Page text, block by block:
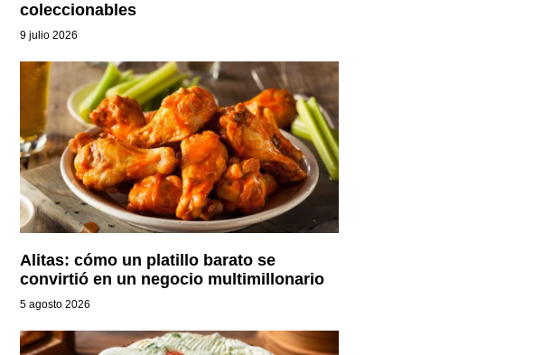
coleccionables
9 julio 2026
Alitas: cómo un platillo barato se
convirtió en un negocio multimillonario
5 agosto 2026